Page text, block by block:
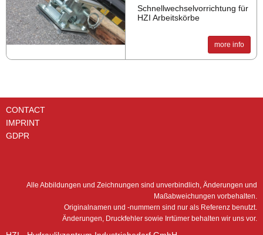
Schnellwechselvorrichtung für
HZI Arbeitskörbe
more info
CONTACT
IMPRINT
GDPR
Alle Abbildungen und Zeichnungen sind unverbindlich, Änderungen und
Maßabweichungen vorbehalten.
Originalnamen und -nummern sind nur als Referenz benutzt.
Änderungen, Druckfehler sowie Irrtümer behalten wir uns vor.